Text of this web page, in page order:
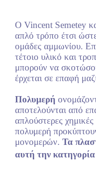
Ο Vincent Semetey
απλό τρόπο έτσι
ομάδες αμμωνίου.
τέτοιο υλικό και
μπορούν να
έρχεται σε επαφή
Πολυμερή
αποτελούνται από
απλούστερες
πολυμερή
μονομερών. Τα
αυτή την